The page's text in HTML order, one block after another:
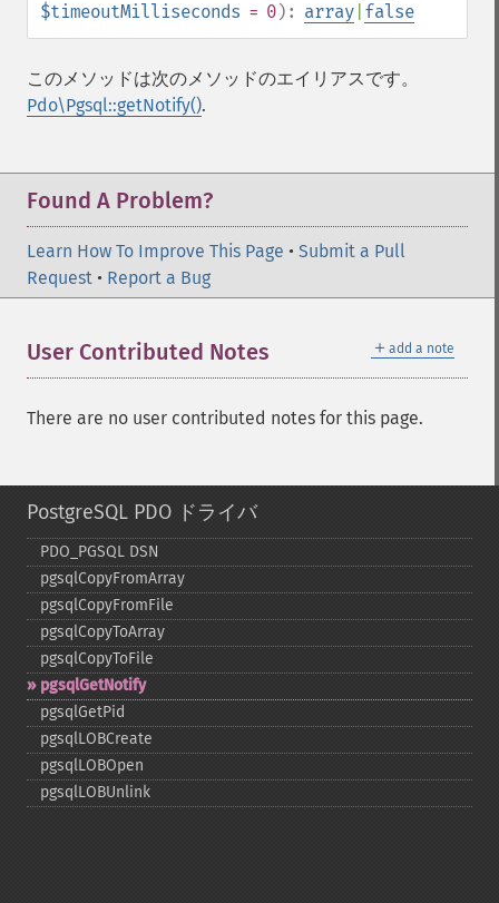
$timeoutMilliseconds = 0): array false
このメソッドは次のメソッドのエイリアスです。
Pdo\Pgsql::getNotify().
Found A Problem?
Learn How To Improve This Page • Submit a Pull
Request • Report a Bug
＋ add a note
User Contributed Notes
There are no user contributed notes for this page.
PostgreSQL PDO ドライバ
PDO_​PGSQL DSN
pgsqlCopyFromArray
pgsqlCopyFromFile
pgsqlCopyToArray
pgsqlCopyToFile
pgsqlGetNotify
pgsqlGetPid
pgsqlLOBCreate
pgsqlLOBOpen
pgsqlLOBUnlink